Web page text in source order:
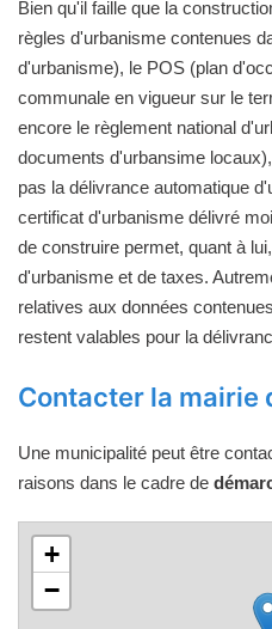
Bien qu'il faille que la
règles d'urbanisme contenues
d'urbanisme), le POS (plan
communale en vigueur sur le
encore le règlement national
documents d'urbansime
pas la délivrance automatique
certificat d'urbanisme délivré
de construire permet, quant à
d'urbanisme et de taxes.
relatives aux données
restent valables pour la
Contacter la mairie
Une municipalité peut être
raisons dans le cadre de
+
−